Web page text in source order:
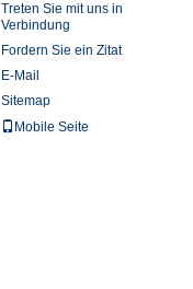
Treten Sie mit uns in
Verbindung
Fordern Sie ein Zitat
E-Mail
Sitemap
Mobile Seite